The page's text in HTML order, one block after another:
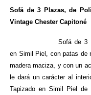
Sofá de 3 Plazas, de
Vintage Chester Capitoné
Sofá de 3
en Simil Piel, con patas de
madera maciza, y con un
le dará un carácter al
Tapizado en Simil Piel de